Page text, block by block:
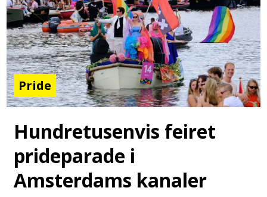
Pride
Hundretusenvis feiret
prideparade i
Amsterdams kanaler